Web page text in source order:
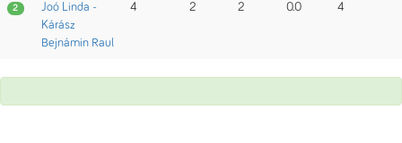
2
Joó Linda -
Kárász
Bejnámin Raul
4 2 2 0.0 4